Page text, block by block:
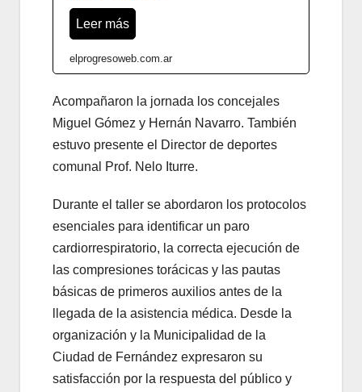
Leer más
elprogresoweb.com.ar
Acompañaron la jornada los concejales
Miguel Gómez y Hernán Navarro. También
estuvo presente el Director de deportes
comunal Prof. Nelo Iturre.
Durante el taller se abordaron los protocolos
esenciales para identificar un paro
cardiorrespiratorio, la correcta ejecución de
las compresiones torácicas y las pautas
básicas de primeros auxilios antes de la
llegada de la asistencia médica. Desde la
organización y la Municipalidad de la
Ciudad de Fernández expresaron su
satisfacción por la respuesta del público y